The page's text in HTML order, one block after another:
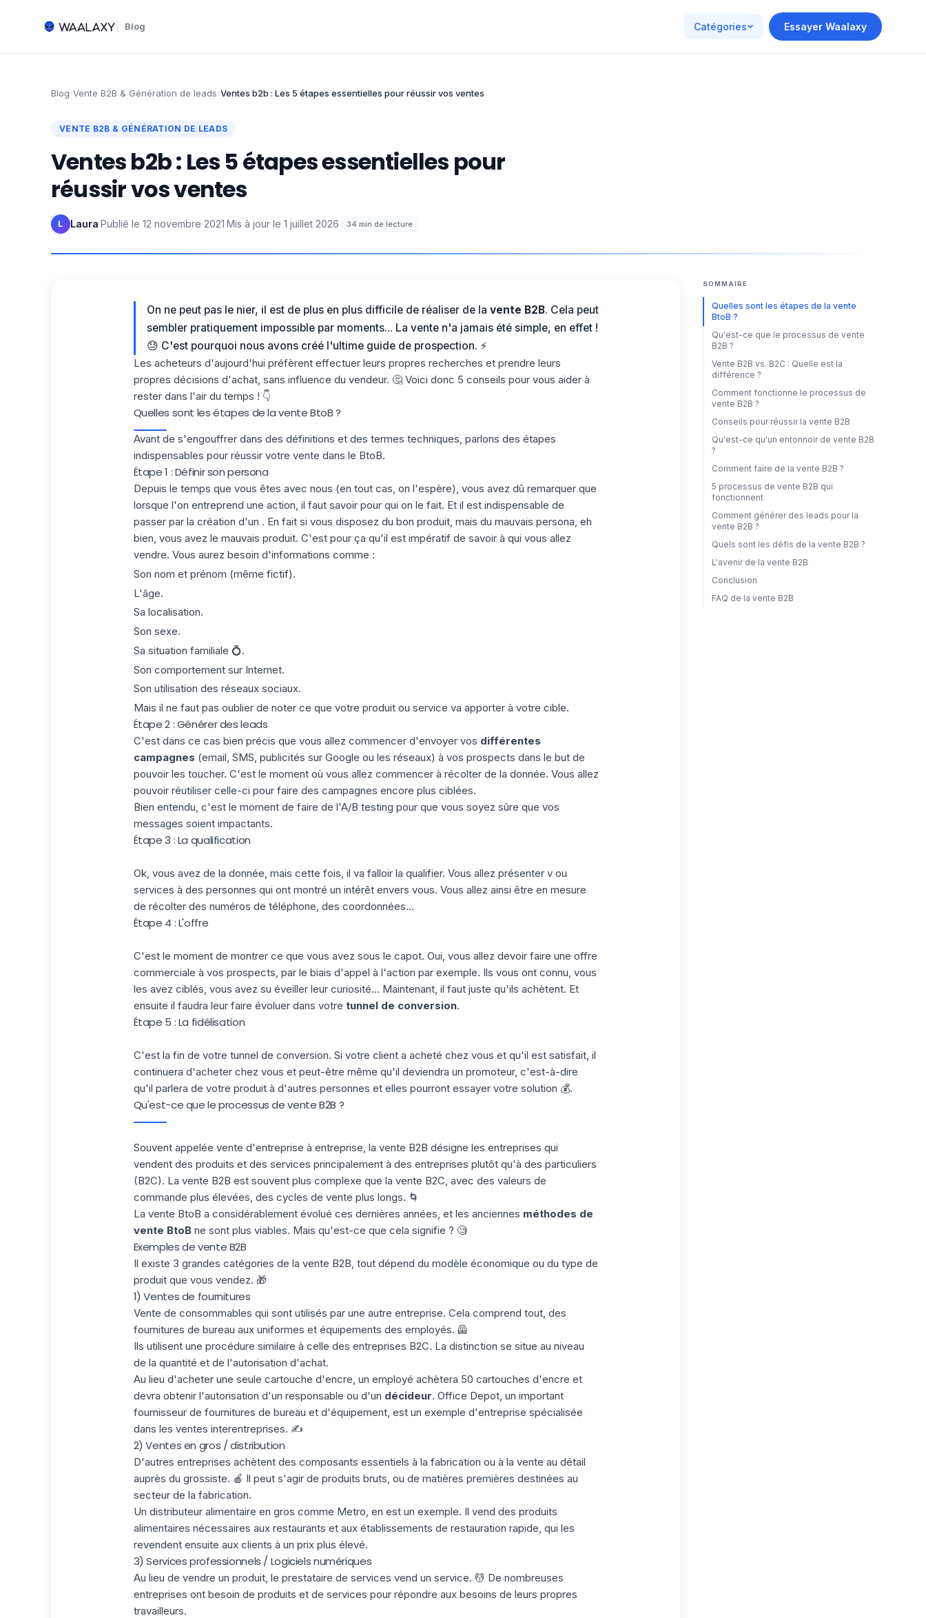
Blog Catégories Essayer Waalaxy
Blog›Vente B2B & Génération de leads›Ventes b2b : Les 5 étapes essentielles pour réussir vos ventes
VENTE B2B & GÉNÉRATION DE LEADS
Ventes b2b : Les 5 étapes essentielles pour
réussir vos ventes
L Laura·Publié le 12 novembre 2021·Mis à jour le 1 juillet 2026· 34 min de lecture
On ne peut pas le nier, il est de plus en plus difficile de réaliser de la vente B2B. Cela peut
sembler pratiquement impossible par moments... La vente n'a jamais été simple, en effet !
😓 C'est pourquoi nous avons créé l'ultime guide de prospection. ⚡
Les acheteurs d'aujourd'hui préfèrent effectuer leurs propres recherches et prendre leurs
propres décisions d'achat, sans influence du vendeur. 🤔 Voici donc 5 conseils pour vous aider à
rester dans l'air du temps ! 👇
Quelles sont les étapes de la vente BtoB ?
Avant de s'engouffrer dans des définitions et des termes techniques, parlons des étapes
indispensables pour réussir votre vente dans le BtoB.
Étape 1 : Définir son persona
Depuis le temps que vous êtes avec nous (en tout cas, on l'espère), vous avez dû remarquer que
lorsque l'on entreprend une action, il faut savoir pour qui on le fait. Et il est indispensable de
passer par la création d'un . En fait si vous disposez du bon produit, mais du mauvais persona, eh
bien, vous avez le mauvais produit. C'est pour ça qu'il est impératif de savoir à qui vous allez
vendre. Vous aurez besoin d'informations comme :
Son nom et prénom (même fictif).
L'âge.
Sa localisation.
Son sexe.
Sa situation familiale 💍.
Son comportement sur Internet.
Son utilisation des réseaux sociaux.
Mais il ne faut pas oublier de noter ce que votre produit ou service va apporter à votre cible.
Étape 2 : Générer des leads
C'est dans ce cas bien précis que vous allez commencer d'envoyer vos différentes
campagnes (email, SMS, publicités sur Google ou les réseaux) à vos prospects dans le but de
pouvoir les toucher. C'est le moment où vous allez commencer à récolter de la donnée. Vous allez
pouvoir réutiliser celle-ci pour faire des campagnes encore plus ciblées.
Bien entendu, c'est le moment de faire de l'A/B testing pour que vous soyez sûre que vos
messages soient impactants.
Étape 3 : La qualification
Ok, vous avez de la donnée, mais cette fois, il va falloir la qualifier. Vous allez présenter v ou
services à des personnes qui ont montré un intérêt envers vous. Vous allez ainsi être en mesure
de récolter des numéros de téléphone, des coordonnées…
Étape 4 : L'offre
C'est le moment de montrer ce que vous avez sous le capot. Oui, vous allez devoir faire une offre
commerciale à vos prospects, par le biais d'appel à l'action par exemple. Ils vous ont connu, vous
les avez ciblés, vous avez su éveiller leur curiosité… Maintenant, il faut juste qu'ils achètent. Et
ensuite il faudra leur faire évoluer dans votre tunnel de conversion.
Étape 5 : La fidélisation
C'est la fin de votre tunnel de conversion. Si votre client a acheté chez vous et qu'il est satisfait, il
continuera d'acheter chez vous et peut-être même qu'il deviendra un promoteur, c'est-à-dire
qu'il parlera de votre produit à d'autres personnes et elles pourront essayer votre solution 💰.
Qu'est-ce que le processus de vente B2B ?
Souvent appelée vente d'entreprise à entreprise, la vente B2B désigne les entreprises qui
vendent des produits et des services principalement à des entreprises plutôt qu'à des particuliers
(B2C). La vente B2B est souvent plus complexe que la vente B2C, avec des valeurs de
commande plus élevées, des cycles de vente plus longs. 🌀
La vente BtoB a considérablement évolué ces dernières années, et les anciennes méthodes de
vente BtoBne sont plus viables. Mais qu'est-ce que cela signifie ? 🧐
Exemples de vente B2B
Il existe 3 grandes catégories de la vente B2B, tout dépend du modèle économique ou du type de
produit que vous vendez. 🎁
1) Ventes de fournitures
Vente de consommables qui sont utilisés par une autre entreprise. Cela comprend tout, des
fournitures de bureau aux uniformes et équipements des employés. 🦺
Ils utilisent une procédure similaire à celle des entreprises B2C. La distinction se situe au niveau
de la quantité et de l'autorisation d'achat.
Au lieu d'acheter une seule cartouche d'encre, un employé achètera 50 cartouches d'encre et
devra obtenir l'autorisation d'un responsable ou d'un décideur. Office Depot, un important
fournisseur de fournitures de bureau et d'équipement, est un exemple d'entreprise spécialisée
dans les ventes interentreprises. ✍
2) Ventes en gros / distribution
D'autres entreprises achètent des composants essentiels à la fabrication ou à la vente au détail
auprès du grossiste. 🍎 Il peut s'agir de produits bruts, ou de matières premières destinées au
secteur de la fabrication.
Un distributeur alimentaire en gros comme Metro, en est un exemple. Il vend des produits
alimentaires nécessaires aux restaurants et aux établissements de restauration rapide, qui les
revendent ensuite aux clients à un prix plus élevé.
3) Services professionnels / Logiciels numériques
Au lieu de vendre un produit, le prestataire de services vend un service. 💆 De nombreuses
entreprises ont besoin de produits et de services pour répondre aux besoins de leurs propres
travailleurs.
SOMMAIRE
Quelles sont les étapes de la vente
BtoB ?
Qu'est-ce que le processus de vente
B2B ?
Vente B2B vs. B2C : Quelle est la
différence ?
Comment fonctionne le processus de
vente B2B ?
Conseils pour réussir la vente B2B
Qu'est-ce qu'un entonnoir de vente B2B
?
Comment faire de la vente B2B ?
5 processus de vente B2B qui
fonctionnent
Comment générer des leads pour la
vente B2B ?
Quels sont les défis de la vente B2B ?
L'avenir de la vente B2B
Conclusion
FAQ de la vente B2B